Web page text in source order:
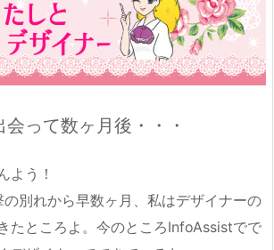
って数ヶ月後・・・
よう！
別れから早数ヶ月、私はデザイナーの
たところよ。今のところInfoAssistでで